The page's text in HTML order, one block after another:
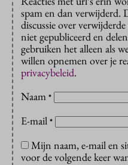
spam en dan verwijderd.
discussie over
niet gepubliceerd en
gebruiken het alleen als
willen opnemen over je
privacybeleid.
Naam *
E-mail *
Mijn naam, e-mail en
voor de volgende keer